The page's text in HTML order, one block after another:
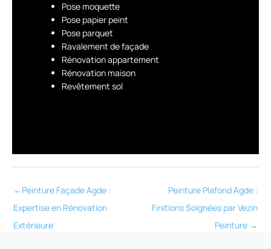
Pose moquette
Pose papier peint
Pose parquet
Ravalement de façade
Rénovation appartement
Rénovation maison
Revêtement sol
←Peinture Façade Agde :
Expertise en Rénovation
Extérieure
Peinture Plafond Agde :
Finitions Soignées par Vezin
Peinture →